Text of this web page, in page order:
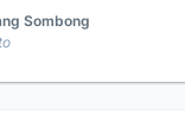
Sombong